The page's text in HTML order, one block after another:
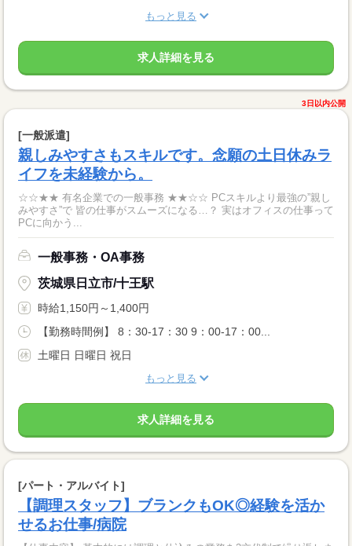
もっと見る
求人詳細を見る
3日以内公開
[一般派遣]
親しみやすさもスキルです。念願の土日休みラ
イフを未経験から。
☆☆★★ 有名企業での一般事務 ★★☆☆ PCスキルより最強の”親し
みやすさ”で 皆の仕事がスムーズになる…？ 実はオフィスの仕事って
PCに向かう...
一般事務・OA事務
茨城県日立市/十王駅
時給1,150円～1,400円
【勤務時間例】 8：30-17：30 9：00-17：00...
土曜日 日曜日 祝日
もっと見る
求人詳細を見る
[パート・アルバイト]
【調理スタッフ】ブランクもOK◎経験を活か
せるお仕事/病院